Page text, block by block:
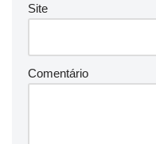
Site
Comentário